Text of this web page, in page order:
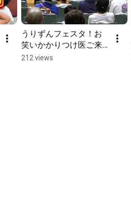
うりずんフェスタ！お
笑いかかりつけ医ご来
場頂いた皆様ありがと
212 views